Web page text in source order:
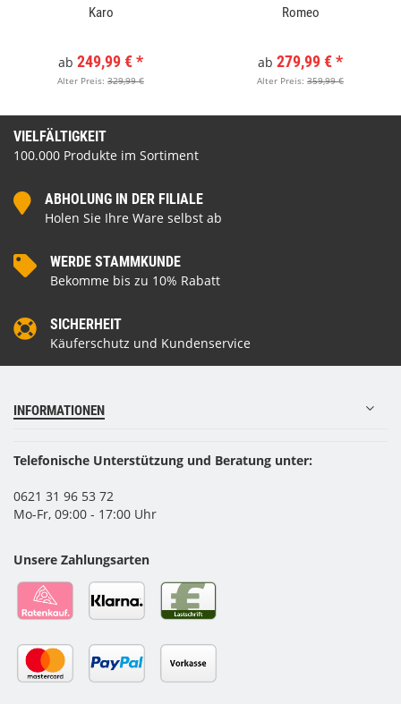
Karo
ab 249,99 €*
Alter Preis: 329,99 €
Romeo
ab 279,99 €*
Alter Preis: 359,99 €
VIELFÄLTIGKEIT
100.000 Produkte im Sortiment
ABHOLUNG IN DER FILIALE
Holen Sie Ihre Ware selbst ab
WERDE STAMMKUNDE
Bekomme bis zu 10% Rabatt
SICHERHEIT
Käuferschutz und Kundenservice
INFORMATIONEN
Telefonische Unterstützung und Beratung unter:
0621 31 96 53 72
Mo-Fr, 09:00 - 17:00 Uhr
Unsere Zahlungsarten